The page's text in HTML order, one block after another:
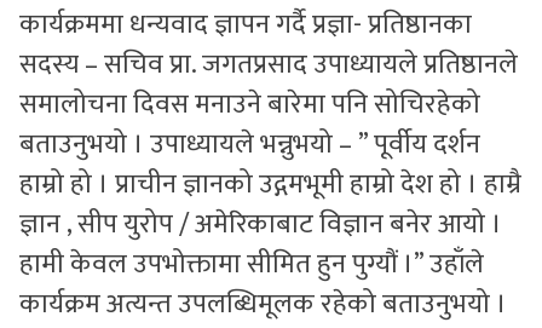
कार्यक्रममा धन्यवाद ज्ञापन गर्दै प्रज्ञा- प्रतिष्ठानका
सदस्य – सचिव प्रा. जगतप्रसाद उपाध्यायले प्रतिष्ठानले
समालोचना दिवस मनाउने बारेमा पनि सोचिरहेको
बताउनुभयो । उपाध्यायले भन्नुभयो – ” पूर्वीय दर्शन
हाम्रो हो । प्राचीन ज्ञानको उद्गमभूमी हाम्रो देश हो । हाम्रै
ज्ञान , सीप युरोप / अमेरिकाबाट विज्ञान बनेर आयो ।
हामी केवल उपभोक्तामा सीमित हुन पुग्यौं ।” उहाँले
कार्यक्रम अत्यन्त उपलब्धिमूलक रहेको बताउनुभयो ।